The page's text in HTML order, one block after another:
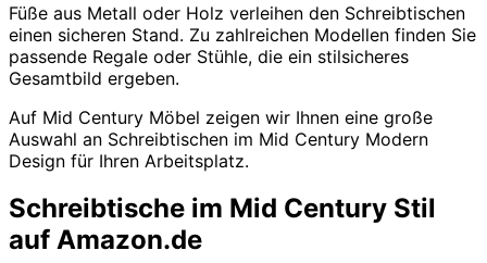
Füße aus Metall oder Holz verleihen den Schreibtischen
einen sicheren Stand. Zu zahlreichen Modellen finden Sie
passende Regale oder Stühle, die ein stilsicheres
Gesamtbild ergeben.
Auf Mid Century Möbel zeigen wir Ihnen eine große
Auswahl an Schreibtischen im Mid Century Modern
Design für Ihren Arbeitsplatz.
Schreibtische im Mid Century Stil
auf Amazon.de